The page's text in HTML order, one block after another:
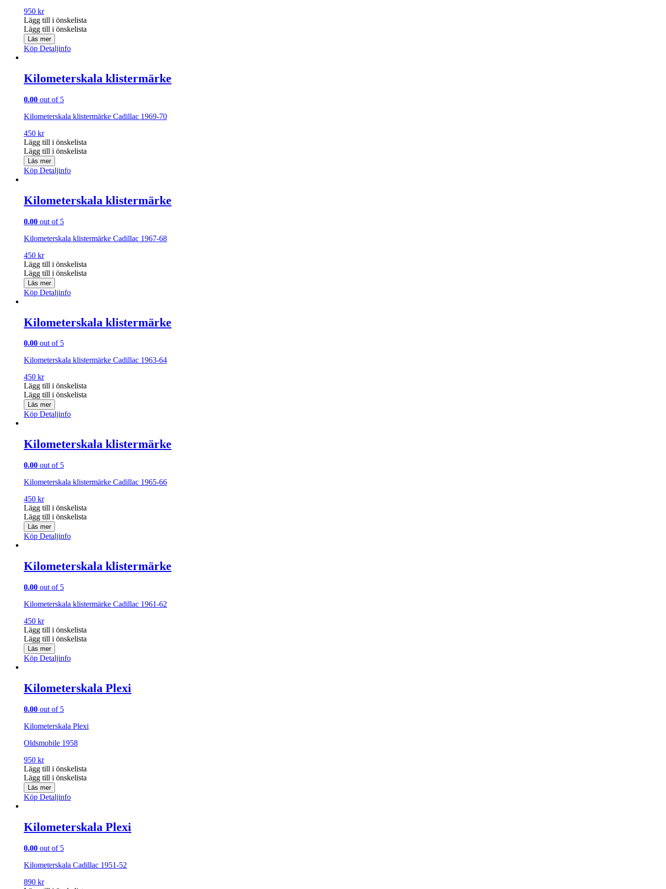
950 kr
Lägg till i önskelista
Lägg till i önskelista
Läs mer
Köp Detaljinfo
Kilometerskala klistermärke
0.00 out of 5
Kilometerskala klistermärke Cadillac 1969-70
450 kr
Lägg till i önskelista
Lägg till i önskelista
Läs mer
Köp Detaljinfo
Kilometerskala klistermärke
0.00 out of 5
Kilometerskala klistermärke Cadillac 1967-68
450 kr
Lägg till i önskelista
Lägg till i önskelista
Läs mer
Köp Detaljinfo
Kilometerskala klistermärke
0.00 out of 5
Kilometerskala klistermärke Cadillac 1963-64
450 kr
Lägg till i önskelista
Lägg till i önskelista
Läs mer
Köp Detaljinfo
Kilometerskala klistermärke
0.00 out of 5
Kilometerskala klistermärke Cadillac 1965-66
450 kr
Lägg till i önskelista
Lägg till i önskelista
Läs mer
Köp Detaljinfo
Kilometerskala klistermärke
0.00 out of 5
Kilometerskala klistermärke Cadillac 1961-62
450 kr
Lägg till i önskelista
Lägg till i önskelista
Läs mer
Köp Detaljinfo
Kilometerskala Plexi
0.00 out of 5
Kilometerskala Plexi
Oldsmobile 1958
950 kr
Lägg till i önskelista
Lägg till i önskelista
Läs mer
Köp Detaljinfo
Kilometerskala Plexi
0.00 out of 5
Kilometerskala Cadillac 1951-52
890 kr